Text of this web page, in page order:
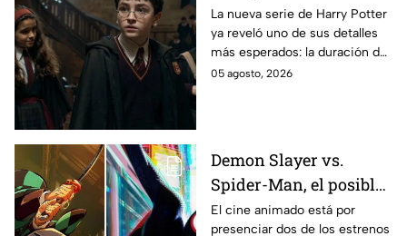
temporada de Harry
Potter y emocionará a
los fans de los libros
La nueva serie de Harry Potter
ya reveló uno de sus detalles
más esperados: la duración de
la primera temporada basada
05 agosto, 2026
Demon Slayer vs.
Spider-Man, el posible
gran enfrentamiento
El cine animado está por
presenciar dos de los estrenos